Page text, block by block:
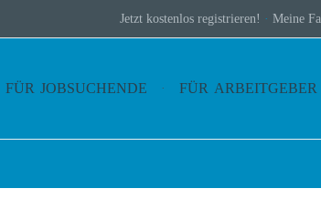
Jetzt kostenlos registrieren! · Meine
FÜR JOBSUCHENDE FÜR ARBEITGEBER